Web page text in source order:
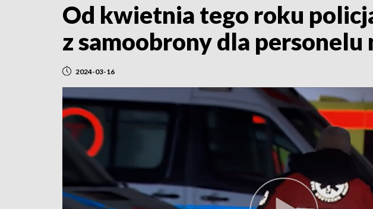
Od kwietnia tego roku
z samoobrony dla personelu
2024-03-16